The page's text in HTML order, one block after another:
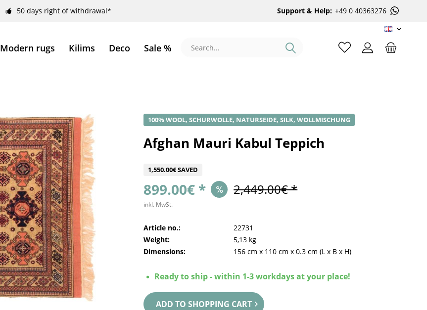
50 days right of withdrawal* Support & Help: +49 0 40363276
EN
Modern rugs Kilims Deco Sale %
100% WOOL, SCHURWOLLE, NATURSEIDE, SILK, WOLLMISCHUNG
Afghan Mauri Kabul Teppich
1,550.00€ SAVED
899.00€ * 2,449.00€ *
inkl. MwSt.
Article no.:
22731
Weight:
5,13 kg
Dimensions:
156 cm x 110 cm x0.3 cm (L x B x H)
Ready to ship - within 1-3 workdays at your place!
ADD TO SHOPPING CART